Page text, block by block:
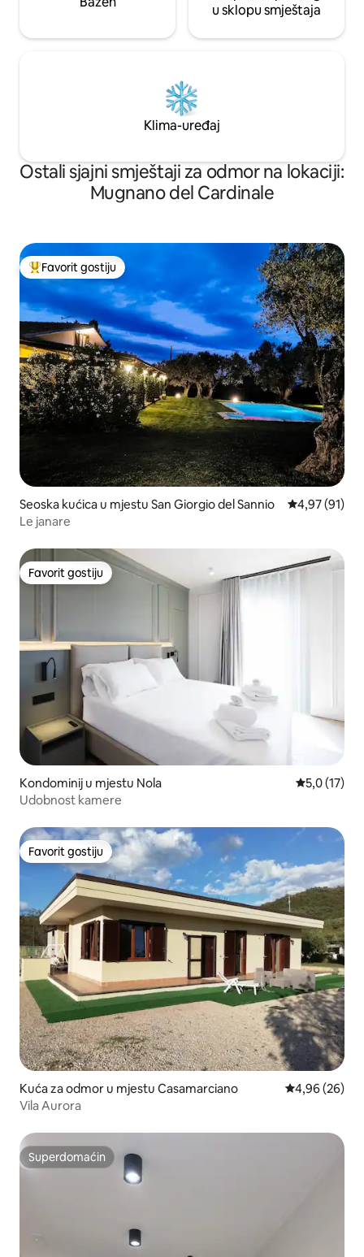
u sklopu smještaja
Klima-uređaj
Ostali sjajni smještaji za odmor na lokaciji:
Mugnano del Cardinale
Glavni favorit gostiju
Favorit gostiju
Seoska kućica u mjestu San Giorgio del Sannio Prosječna
4,97 (91)
Le janare
Favorit gostiju
Favorit gostiju
Kondominij u mjestu Nola Prosječna
5,0 (17)
Udobnost kamere
Favorit gostiju
Favorit gostiju
Kuća za odmor u mjestu Casamarciano Prosječna
4,96 (26)
Vila Aurora
Superdomaćin
Superdomaćin